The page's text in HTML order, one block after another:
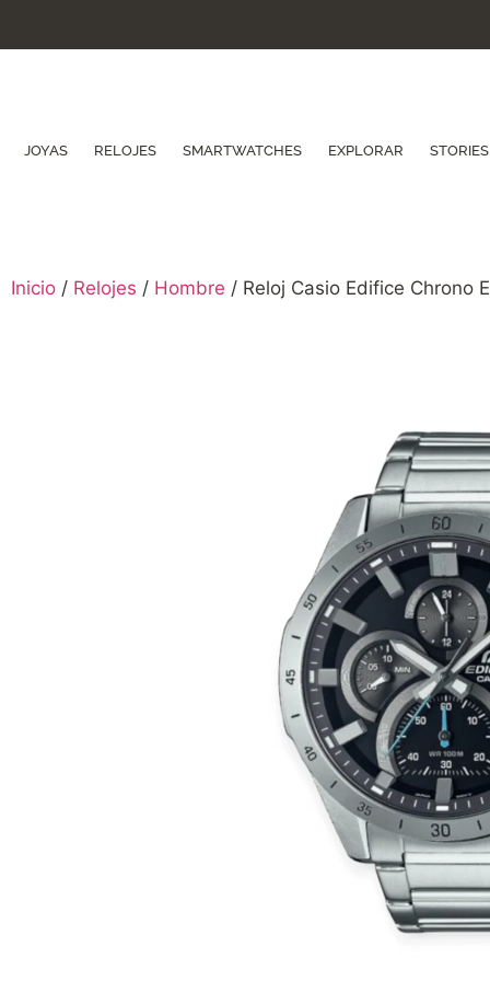
JOYAS RELOJES SMARTWATCHES EXPLORAR STORIES
Inicio / Relojes / Hombre / Reloj Casio Edifice Chrono